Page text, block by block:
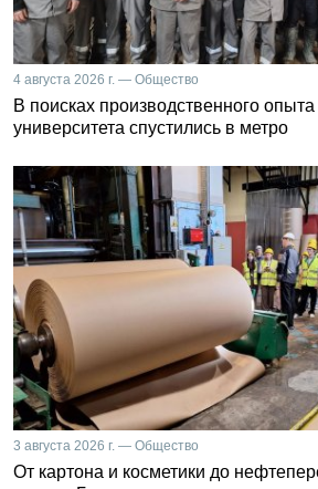
4 августа 2026 г. — Общество
В поисках производственного
университета спустились в метро
3 августа 2026 г. — Общество
От картона и косметики до